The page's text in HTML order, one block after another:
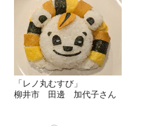
「レノ丸むすび」
柳井市 田邊 加代子さん